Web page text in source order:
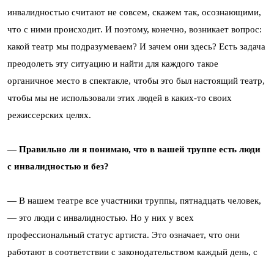
инвалидностью считают не совсем, скажем так, осознающими,
что с ними происходит. И поэтому, конечно, возникает вопрос:
какой театр мы подразумеваем? И зачем они здесь? Есть задача
преодолеть эту ситуацию и найти для каждого такое
органичное место в спектакле, чтобы это был настоящий театр,
чтобы мы не использовали этих людей в каких-то своих
режиссерских целях.
— Правильно ли я понимаю, что в вашей труппе есть люди
с инвалидностью и без?
— В нашем театре все участники труппы, пятнадцать человек,
— это люди с инвалидностью. Но у них у всех
профессиональный статус артиста. Это означает, что они
работают в соответствии с законодательством каждый день, с